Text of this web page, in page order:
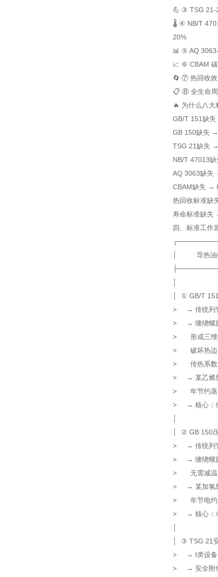
💪 ③ TSG 21-
🌡️ ④ NB/T
20%
📊 ⑤ AQ
📈 ⑥ CBAM
🔄 ⑦ 热回收
📋 ⑧ 全生命
🔥 为什么八
GB/T 151缺
GB 150缺失
TSG 21缺失
NB/T 47013
AQ 3063缺失
CBAM缺失 →
热回收标准缺
寿命标准缺失
四、标准工作
│ 导热
│ ① GB/T
> → 传统列
> → 缠绕螺
> 形成三维
> 破坏热
> 传热系数
> → 某乙烯
> 年节约
> → 核心：
│ ② GB
> → 传统列
> → 缠绕螺
> 无需减
> → 某加氢
> 年
> → 核心：
│ ③ TSG 21
> → Ⅰ类设备
> → 安全附